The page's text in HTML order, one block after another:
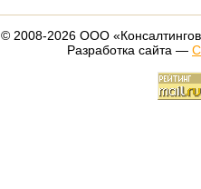
© 2008-2026 ООО
Разработка сайта —